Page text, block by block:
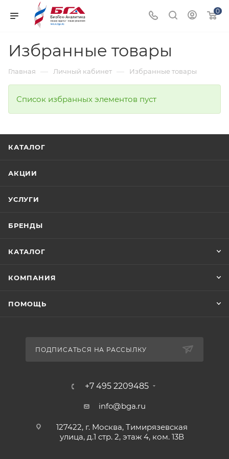
0
Избранные товары
Главная — Личный кабинет — Избранные товары
Список избранных элементов пуст
КАТАЛОГ
АКЦИИ
УСЛУГИ
БРЕНДЫ
КАТАЛОГ
КОМПАНИЯ
ПОМОЩЬ
ПОДПИСАТЬСЯ НА РАССЫЛКУ
+7 495 2209485
info@bga.ru
127422, г. Москва, Тимирязевская
улица, д.1 стр. 2, этаж 4, ком. 13В